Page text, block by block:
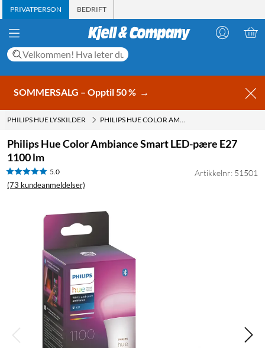
PRIVATPERSON BEDRIFT
SOMMERSALG – Opptil 50 % →
PHILIPS HUE LYSKILDER PHILIPS HUE COLOR AMBIANCE SMART LED-PÆRE E27 1100 LM
Philips Hue Color Ambiance Smart LED-pære E27
1100 lm
5.0
(73 kundeanmeldelser)
Artikkelnr: 51501